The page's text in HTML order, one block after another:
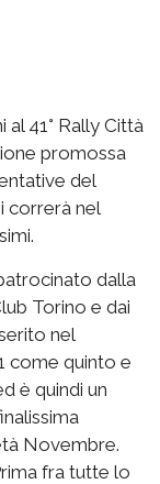
41° Rally Città
promossa
del
correrà nel
dalla
Torino e dai
nel
come quinto e
è quindi un
Novembre.
fra tutte lo